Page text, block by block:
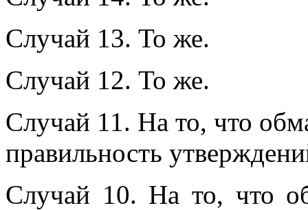
Случай 13. То же.
Случай 12. То же.
Случай 11. На то, что
правильность
Случай 10. На то, что